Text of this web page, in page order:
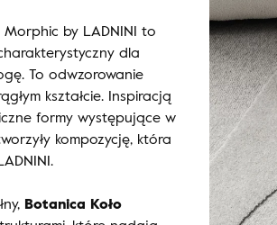
Morphic by LADNINI to
dla
To odwzorowanie
kształcie. Inspiracją
formy występujące w
kompozycję, która
Botanica Koło